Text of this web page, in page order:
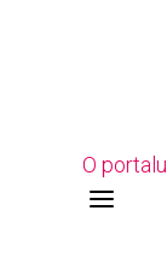
O portalu
a